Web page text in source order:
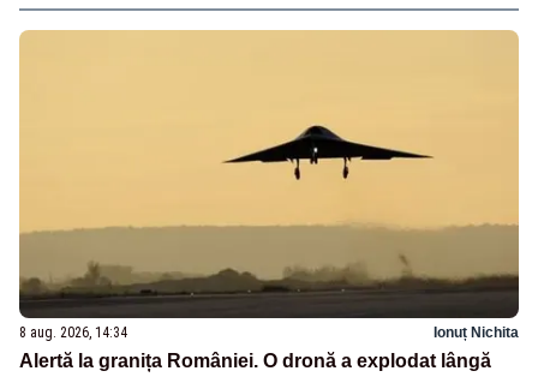
8 aug. 2026, 14:34 Ionuț Nichita
Alertă la granița României. O dronă a explodat lângă